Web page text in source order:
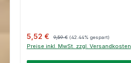
Verkaufspreis:
5,52 € Regulärer Preis:
9,59 € (42.44% gespart)
Preise inkl. MwSt. zzgl. Versandkosten